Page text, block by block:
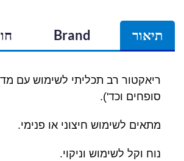
תיאור Brand
ריאקטור רב תכליתי לשימוש עם
סופחים וכד').
מתאים לשימוש חיצוני או פנימי.
נוח וקל לשימוש וניקוי.